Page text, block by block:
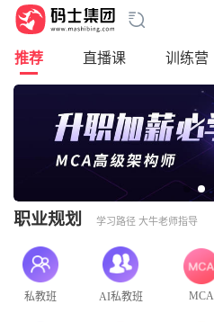
请输入要搜索的课程
推荐 直播课 训练营
职业规划 学习路径 大牛老师指导
私教班 AI私教班 MCA